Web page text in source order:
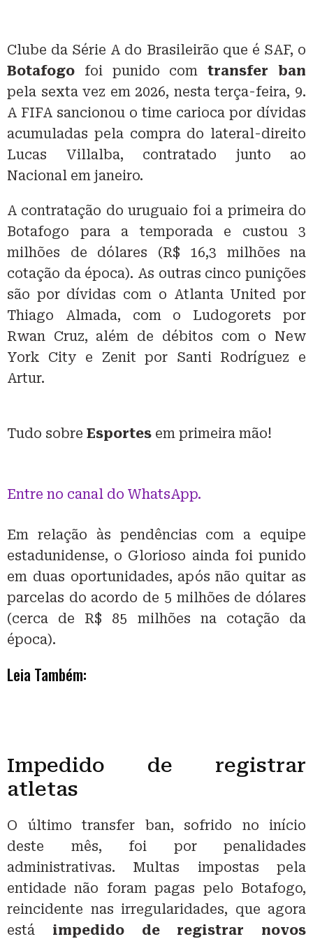
Clube da Série A do Brasileirão que é SAF, o
Botafogo foi punido comtransfer ban
pela sexta vez em 2026, nesta terça-feira, 9.
A FIFA sancionou o time carioca por dívidas
acumuladas pela compra do lateral-direito
Lucas Villalba, contratado junto ao
Nacional em janeiro.
A contratação do uruguaio foi a primeira do
Botafogo para a temporada e custou 3
milhões de dólares (R$ 16,3 milhões na
cotação da época). As outras cinco punições
são por dívidas com o Atlanta United por
Thiago Almada, com o Ludogorets por
Rwan Cruz, além de débitos com o New
York City e Zenit por Santi Rodríguez e
Artur.
Tudo sobre Esportes em primeira mão!
Entre no canal do WhatsApp.
Em relação às pendências com a equipe
estadunidense, o Glorioso ainda foi punido
em duas oportunidades, após não quitar as
parcelas do acordo de 5 milhões de dólares
(cerca de R$ 85 milhões na cotação da
época).
Leia Também:
Impedido de registrar
atletas
O último transfer ban, sofrido no início
deste mês, foi por penalidades
administrativas. Multas impostas pela
entidade não foram pagas pelo Botafogo,
reincidente nas irregularidades, que agora
está impedido de registrar novos